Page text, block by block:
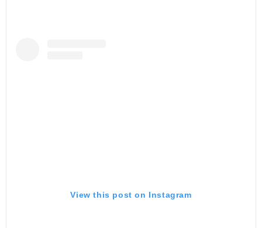
View this post on Instagram